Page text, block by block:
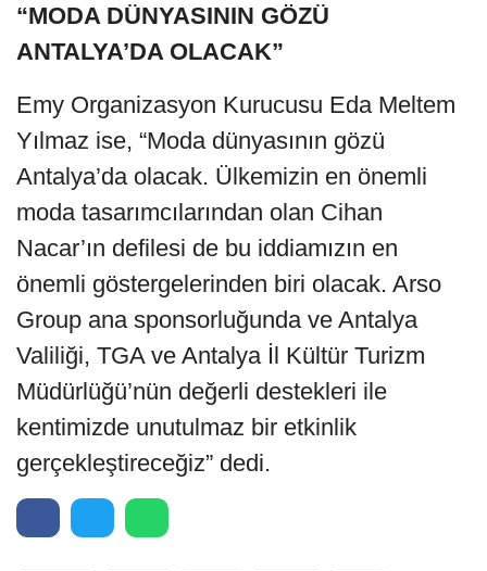
“MODA DÜNYASININ GÖZÜ
ANTALYA’DA OLACAK”
Emy Organizasyon Kurucusu Eda Meltem
Yılmaz ise, “Moda dünyasının gözü
Antalya’da olacak. Ülkemizin en önemli
moda tasarımcılarından olan Cihan
Nacar’ın defilesi de bu iddiamızın en
önemli göstergelerinden biri olacak. Arso
Group ana sponsorluğunda ve Antalya
Valiliği, TGA ve Antalya İl Kültür Turizm
Müdürlüğü’nün değerli destekleri ile
kentimizde unutulmaz bir etkinlik
gerçekleştireceğiz” dedi.